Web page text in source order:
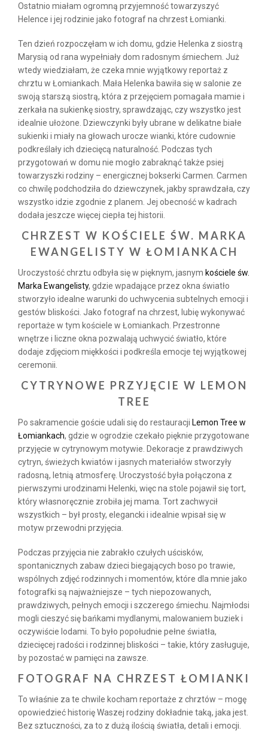
Ostatnio miałam ogromną przyjemność towarzyszyć
Helence i jej rodzinie jako fotograf na chrzest Łomianki.
Ten dzień rozpoczęłam w ich domu, gdzie Helenka z siostrą
Marysią od rana wypełniały dom radosnym śmiechem. Już
wtedy wiedziałam, że czeka mnie wyjątkowy reportaż z
chrztu w Łomiankach. Mała Helenka bawiła się w salonie ze
swoją starszą siostrą, która z przejęciem pomagała mamie i
zerkała na sukienkę siostry, sprawdzając, czy wszystko jest
idealnie ułożone. Dziewczynki były ubrane w delikatne białe
sukienki i miały na głowach urocze wianki, które cudownie
podkreślały ich dziecięcą naturalność. Podczas tych
przygotowań w domu nie mogło zabraknąć także psiej
towarzyszki rodziny – energicznej bokserki Carmen. Carmen
co chwilę podchodziła do dziewczynek, jakby sprawdzała, czy
wszystko idzie zgodnie z planem. Jej obecność w kadrach
dodała jeszcze więcej ciepła tej historii.
CHRZEST W KOŚCIELE ŚW. MARKA
EWANGELISTY W ŁOMIANKACH
Uroczystość chrztu odbyła się w pięknym, jasnym kościele św.
Marka Ewangelisty, gdzie wpadające przez okna światło
stworzyło idealne warunki do uchwycenia subtelnych emocji i
gestów bliskości. Jako fotograf na chrzest, lubię wykonywać
reportaże w tym kościele w Łomiankach. Przestronne
wnętrze i liczne okna pozwalają uchwycić światło, które
dodaje zdjęciom miękkości i podkreśla emocje tej wyjątkowej
ceremonii.
CYTRYNOWE PRZYJĘCIE W LEMON
TREE
Po sakramencie goście udali się do restauracji Lemon Tree w
Łomiankach, gdzie w ogrodzie czekało pięknie przygotowane
przyjęcie w cytrynowym motywie. Dekoracje z prawdziwych
cytryn, świeżych kwiatów i jasnych materiałów stworzyły
radosną, letnią atmosferę. Uroczystość była połączona z
pierwszymi urodzinami Helenki, więc na stole pojawił się tort,
który własnoręcznie zrobiła jej mama. Tort zachwycił
wszystkich – był prosty, elegancki i idealnie wpisał się w
motyw przewodni przyjęcia.
Podczas przyjęcia nie zabrakło czułych uścisków,
spontanicznych zabaw dzieci biegających boso po trawie,
wspólnych zdjęć rodzinnych i momentów, które dla mnie jako
fotografki są najważniejsze – tych niepozowanych,
prawdziwych, pełnych emocji i szczerego śmiechu. Najmłodsi
mogli cieszyć się bańkami mydlanymi, malowaniem buziek i
oczywiście lodami. To było popołudnie pełne światła,
dziecięcej radości i rodzinnej bliskości – takie, który zasługuje,
by pozostać w pamięci na zawsze.
FOTOGRAF NA CHRZEST ŁOMIANKI
To właśnie za te chwile kocham reportaże z chrztów – mogę
opowiedzieć historię Waszej rodziny dokładnie taką, jaka jest.
Bez sztuczności, za to z dużą ilością światła, detali i emocji.